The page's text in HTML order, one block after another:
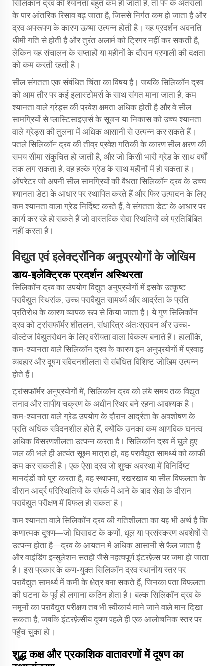
सिलिकॉन द्रव की श्यानता बहुत कम हो जाती है, तो पंप के अंतरालों
के पार आंतरिक रिसाव बढ़ जाता है, जिससे निर्गत कम हो जाता है और
द्रव अपरूपण के कारण ऊष्मा उत्पन्न होती है। यह प्रदर्शन अवनति
धीमी गति से होती है और तुरंत अलार्म को ट्रिगर नहीं कर सकती है,
लेकिन यह संचालन के सप्ताहों या महीनों के दौरान प्रणाली की दक्षता
को कम करती रहती है।
सील संगतता एक संबंधित चिंता का विषय है। जबकि सिलिकॉन द्रव
को आम तौर पर कई इलास्टोमर्स के साथ संगत माना जाता है, कम
श्यानता वाले ग्रेड्स की प्रवेश क्षमता अधिक होती है और वे सील
सामग्रियों से प्लास्टिसाइज़र्स के सूजन या निकास को उच्च श्यानता
वाले ग्रेड्स की तुलना में अधिक आसानी से उत्पन्न कर सकते हैं।
पतले सिलिकॉन द्रव की तीव्र प्रवेश गतिकी के कारण सील क्षरण की
समय सीमा संकुचित हो जाती है, और जो किसी भारी ग्रेड के साथ वर्षों
तक लग सकता है, वह हल्के ग्रेड के साथ महीनों में हो सकता है।
ऑपरेटर जो अपनी सील सामग्रियों की वैधता सिलिकॉन द्रव के उच्च
श्यानता डेटा के आधार पर स्थापित करते हैं और फिर उत्पादन के लिए
कम श्यानता वाला ग्रेड निर्दिष्ट करते हैं, वे संगतता डेटा के आधार पर
कार्य कर रहे हो सकते हैं जो वास्तविक सेवा स्थितियों को प्रतिबिंबित
नहीं करता है।
विद्युत एवं इलेक्ट्रॉनिक अनुप्रयोगों के जोखिम
डाय-इलेक्ट्रिक प्रदर्शन अस्थिरता
सिलिकॉन द्रव का उपयोग विद्युत अनुप्रयोगों में इसके उत्कृष्ट
परावैद्युत स्थिरांक, उच्च परावैद्युत सामर्थ्य और आर्द्रता के प्रति
प्रतिरोध के कारण व्यापक रूप से किया जाता है। ये गुण सिलिकॉन
द्रव को ट्रांसफॉर्मर शीतलन, संधारित्र अंतःस्रावन और उच्च-
वोल्टेज विद्युतरोधन के लिए वरीयता वाला विकल्प बनाते हैं। हालाँकि,
कम-श्यानता वाले सिलिकॉन द्रव के कारण इन अनुप्रयोगों में प्रवाह
व्यवहार और दूषण संवेदनशीलता से संबंधित विशिष्ट जोखिम उत्पन्न
होते हैं।
ट्रांसफॉर्मर अनुप्रयोगों में, सिलिकॉन द्रव को लंबे समय तक विद्युत
तनाव और तापीय चक्रण के अधीन स्थिर बने रहना आवश्यक है।
कम-श्यानता वाले ग्रेड उपयोग के दौरान आर्द्रता के अवशोषण के
प्रति अधिक संवेदनशील होते हैं, क्योंकि उनका कम आणविक घनत्व
अधिक विसरणशीलता उत्पन्न करता है। सिलिकॉन द्रव में घुले हुए
जल की भले ही अत्यंत सूक्ष्म मात्रा हो, वह परावैद्युत सामर्थ्य को काफी
कम कर सकती है। एक ऐसा द्रव जो शुष्क अवस्था में विनिर्दिष्ट
मानदंडों को पूरा करता है, वह स्थापना, रखरखाव या सील विफलता के
दौरान आर्द्र परिस्थितियों के संपर्क में आने के बाद सेवा के दौरान
परावैद्युत परीक्षण में विफल हो सकता है।
कम श्यानता वाले सिलिकॉन द्रव की गतिशीलता का यह भी अर्थ है कि
कणात्मक दूषण—जो घिसावट के कणों, धूल या प्रसंस्करण अवशेषों से
उत्पन्न होता है—द्रव के आयतन में अधिक आसानी से फैल जाता है
और वाइंडिंग इन्सुलेशन सतहों जैसे महत्वपूर्ण इंटरफ़ेस पर जमा हो जाता
है। इस प्रकार के कण-युक्त सिलिकॉन द्रव स्थानीय स्तर पर
परावैद्युत सामर्थ्य में कमी के क्षेत्र बना सकते हैं, जिनका पता विफलता
की घटना के पूर्व ही लगाना कठिन होता है। बल्क सिलिकॉन द्रव के
नमूनों का परावैद्युत परीक्षण तब भी स्वीकार्य माने जाने वाले मान दिखा
सकता है, जबकि इंटरफ़ेसीय दूषण पहले ही एक आलोचनिक स्तर पर
पहुँच चुका हो।
शुद्ध कक्ष और प्रकाशिक वातावरणों में दूषण का